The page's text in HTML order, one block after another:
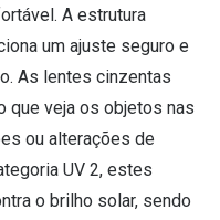
A estrutura
um ajuste seguro e
As lentes cinzentas
que veja os objetos nas
ou alterações de
UV 2, estes
o brilho solar, sendo